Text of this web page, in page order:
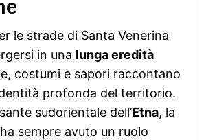
le strade di Santa Venerina
in una lunga eredità
costumi e sapori raccontano
profonda del territorio.
sudorientale dell’Etna, la
sempre avuto un ruolo